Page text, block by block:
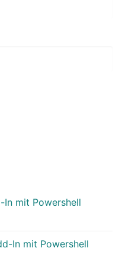
mit Powershell
In mit Powershell